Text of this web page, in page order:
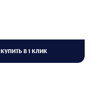
КУПИТЬ В 1 КЛИК